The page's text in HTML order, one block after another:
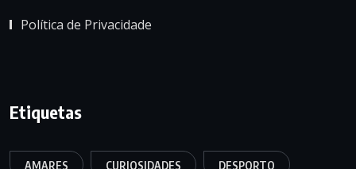
Política de Privacidade
Etiquetas
AMARES CURIOSIDADES DESPORTO